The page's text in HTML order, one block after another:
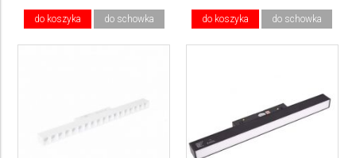
do koszyka do schowka do koszyka do schowka